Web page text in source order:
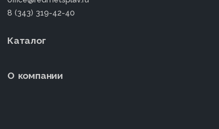
8 (343) 319-42-40
Каталог
О компании